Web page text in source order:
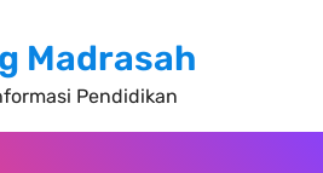
Madrasah
Pendidikan